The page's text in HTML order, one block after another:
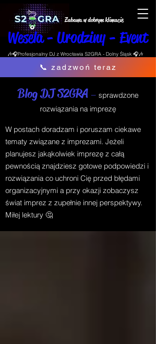
Zabawa w dobrym klimacie
Wesela - Urodziny - Event
🎶🎧Profesjonalny DJ z Wrocławia S2GRA - Dolny Śląsk 🎧🎶
📞 zadzwoń teraz
Blog DJ S2GRA – sprawdzone
rozwiązania na imprezę
W postach doradzam i poruszam ciekawe
tematy związane z imprezami. Jeżeli
planujesz jakąkolwiek imprezę z całą
pewnością znajdziesz gotowe podpowiedzi i
rozwiązania co uchroni Cię przed błędami
organizacyjnymi a przy okazji zobaczysz
świat imprez z zupełnie innej perspektywy.
Miłej lektury 🤔